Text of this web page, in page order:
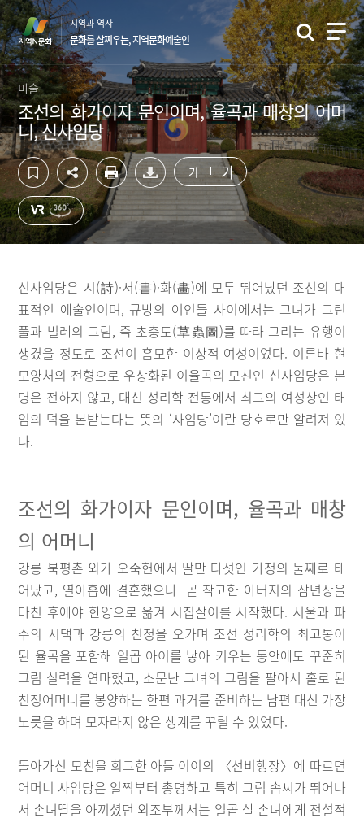
컨
텐
츠
영
역
바
로
가
기
하
단
영
역
바
로
가
기
지역과 역사
문화를 살찌우는, 지역문화예술인
미술
조선의 화가이자 문인이며, 율곡과 매창의 어머
니, 신사임당
가 가
신사임당은 시(詩)·서(書)·화(畵)에 모두 뛰어났던 조선의 대
표적인 예술인이며, 규방의 여인들 사이에서는 그녀가 그린
풀과 벌레의 그림, 즉 초충도(草蟲圖)를 따라 그리는 유행이
생겼을 정도로 조선이 흠모한 이상적 여성이었다. 이른바 현
모양처의 전형으로 우상화된 이율곡의 모친인 신사임당은 본
명은 전하지 않고, 대신 성리학 전통에서 최고의 여성상인 태
임의 덕을 본받는다는 뜻의 ‘사임당’이란 당호로만 알려져 있
다.
조선의 화가이자 문인이며, 율곡과 매창
의 어머니
강릉 북평촌 외가 오죽헌에서 딸만 다섯인 가정의 둘째로 태
어났고, 열아홉에 결혼했으나 곧 작고한 아버지의 삼년상을
마친 후에야 한양으로 옮겨 시집살이를 시작했다. 서울과 파
주의 시댁과 강릉의 친정을 오가며 조선 성리학의 최고봉이
된 율곡을 포함해 일곱 아이를 낳아 키우는 동안에도 꾸준히
그림 실력을 연마했고, 소문난 그녀의 그림을 팔아서 홀로 된
친정어머니를 봉양하는 한편 과거를 준비하는 남편 대신 가장
노릇을 하며 모자라지 않은 생계를 꾸릴 수 있었다.
돌아가신 모친을 회고한 아들 이이의 〈선비행장〉에 따르면
어머니 사임당은 일찍부터 총명하고 특히 그림 솜씨가 뛰어나
서 손녀딸을 아끼셨던 외조부께서는 일곱 살 손녀에게 전설적